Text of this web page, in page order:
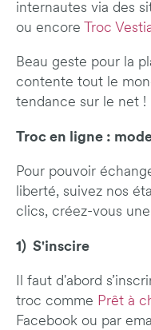
internautes via des
ou encore Troc
Beau geste pour la
contente tout le
tendance sur le net !
Troc en ligne :
Pour pouvoir
liberté, suivez nos
clics, créez-vous
1) S'inscire
Il faut d'abord
troc comme Prêt à
Facebook ou par